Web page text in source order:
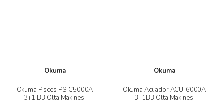
Okuma
Okuma Pisces PS-C5000A
3+1 BB Olta Makinesi
Okuma
Okuma Acuador ACU-6000A
3+1BB Olta Makinesi